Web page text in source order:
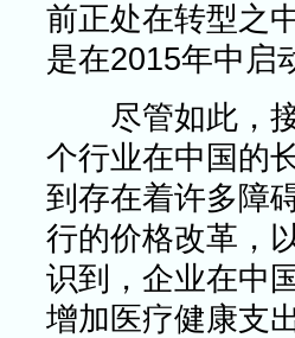
前正处在转型之
是在2015年中启
尽管如此，接
个行业在中国的
到存在着许多障
行的价格改革，
识到，企业在中
增加 医疗健康支